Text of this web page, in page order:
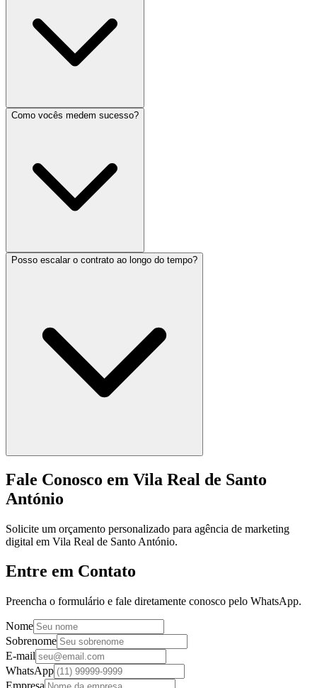
Como vocês medem sucesso?
Posso escalar o contrato ao longo do tempo?
Fale Conosco em Vila Real de Santo
António
Solicite um orçamento personalizado para agência de marketing
digital em Vila Real de Santo António.
Entre em Contato
Preencha o formulário e fale diretamente conosco pelo WhatsApp.
Nome
Sobrenome
E-mail
WhatsApp